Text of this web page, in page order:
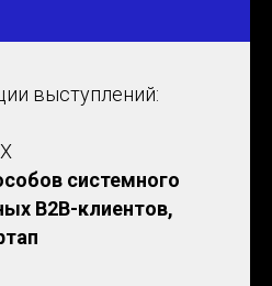
выступлений:
системного
B2B-клиентов,